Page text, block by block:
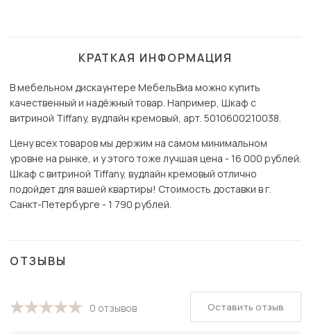
КРАТКАЯ ИНФОРМАЦИЯ
В мебельном дискаунтере МебельВиа можно купить
качественный и надёжный товар. Например, Шкаф с
витриной Tiffany, вудлайн кремовый, арт. 5010600210038.
Цену всех товаров мы держим на самом минимальном
уровне на рынке, и у этого тоже лучшая цена - 16 000 рублей.
Шкаф с витриной Tiffany, вудлайн кремовый отлично
подойдет для вашей квартиры! Стоимость доставки в г.
Санкт-Петербурге - 1 790 рублей.
ОТЗЫВЫ
0 отзывов Оставить отзыв